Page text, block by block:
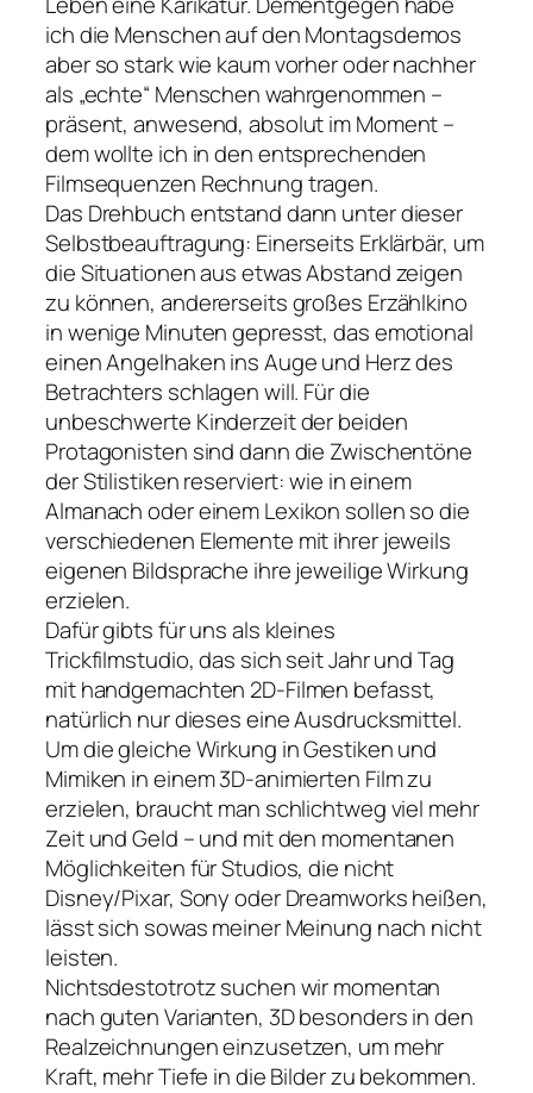
ich die Menschen auf den Montagsdemos
aber so stark wie kaum vorher oder nachher
als „echte“ Menschen wahrgenommen –
präsent, anwesend, absolut im Moment –
dem wollte ich in den entsprechenden
Filmsequenzen Rechnung tragen.
Das Drehbuch entstand dann unter dieser
Selbstbeauftragung: Einerseits Erklärbär, um
die Situationen aus etwas Abstand zeigen
zu können, andererseits großes Erzählkino
in wenige Minuten gepresst, das emotional
einen Angelhaken ins Auge und Herz des
Betrachters schlagen will. Für die
unbeschwerte Kinderzeit der beiden
Protagonisten sind dann die Zwischentöne
der Stilistiken reserviert: wie in einem
Almanach oder einem Lexikon sollen so die
verschiedenen Elemente mit ihrer jeweils
eigenen Bildsprache ihre jeweilige Wirkung
erzielen.
Dafür gibts für uns als kleines
Trickfilmstudio, das sich seit Jahr und Tag
mit handgemachten 2D-Filmen befasst,
natürlich nur dieses eine Ausdrucksmittel.
Um die gleiche Wirkung in Gestiken und
Mimiken in einem 3D-animierten Film zu
erzielen, braucht man schlichtweg viel mehr
Zeit und Geld – und mit den momentanen
Möglichkeiten für Studios, die nicht
Disney/Pixar, Sony oder Dreamworks heißen,
lässt sich sowas meiner Meinung nach nicht
leisten.
Nichtsdestotrotz suchen wir momentan
nach guten Varianten, 3D besonders in den
Realzeichnungen einzusetzen, um mehr
Kraft, mehr Tiefe in die Bilder zu bekommen.